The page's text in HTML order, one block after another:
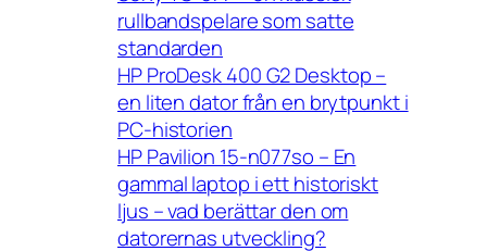
rullbandspelare som satte
standarden
HP ProDesk 400 G2 Desktop –
en liten dator från en brytpunkt i
PC-historien
HP Pavilion 15-n077so – En
gammal laptop i ett historiskt
ljus – vad berättar den om
datorernas utveckling?